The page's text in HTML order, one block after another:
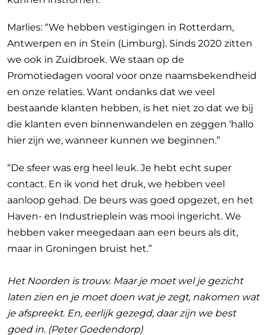
Marlies: “We hebben vestigingen in Rotterdam,
Antwerpen en in Stein (Limburg). Sinds 2020 zitten
we ook in Zuidbroek. We staan op de
Promotiedagen vooral voor onze naamsbekendheid
en onze relaties. Want ondanks dat we veel
bestaande klanten hebben, is het niet zo dat we bij
die klanten even binnenwandelen en zeggen ‘hallo
hier zijn we, wanneer kunnen we beginnen.”
“De sfeer was erg heel leuk. Je hebt echt super
contact. En ik vond het druk, we hebben veel
aanloop gehad. De beurs was goed opgezet, en het
Haven- en Industrieplein was mooi ingericht. We
hebben vaker meegedaan aan een beurs als dit,
maar in Groningen bruist het.”
Het Noorden is trouw. Maar je moet wel je gezicht
laten zien en je moet doen wat je zegt, nakomen wat
je afspreekt. En, eerlijk gezegd, daar zijn we best
goed in. (Peter Goedendorp)